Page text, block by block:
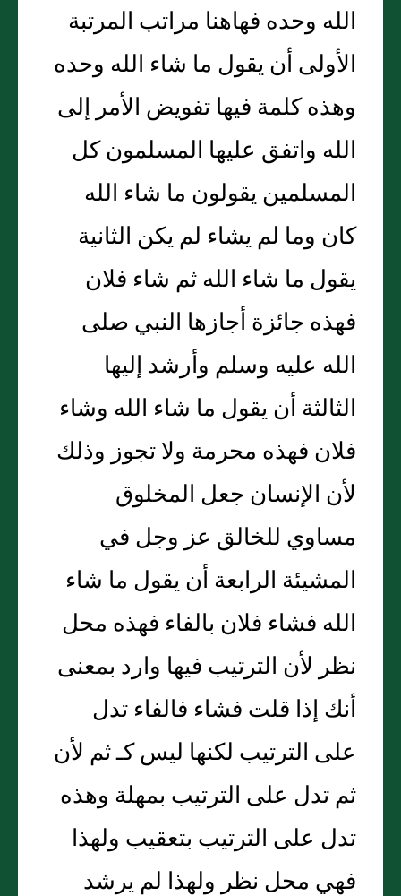
الله وحده فهاهنا مراتب المرتبة
الأولى أن يقول ما شاء الله وحده
وهذه كلمة فيها تفويض الأمر إلى
الله واتفق عليها المسلمون كل
المسلمين يقولون ما شاء الله
كان وما لم يشاء لم يكن الثانية
يقول ما شاء الله ثم شاء فلان
فهذه جائزة أجازها النبي صلى
الله عليه وسلم وأرشد إليها
الثالثة أن يقول ما شاء الله وشاء
فلان فهذه محرمة ولا تجوز وذلك
لأن الإنسان جعل المخلوق
مساوي للخالق عز وجل في
المشيئة الرابعة أن يقول ما شاء
الله فشاء فلان بالفاء فهذه محل
نظر لأن الترتيب فيها وارد بمعنى
أنك إذا قلت فشاء فالفاء تدل
على الترتيب لكنها ليس كـ ثم لأن
ثم تدل على الترتيب بمهلة وهذه
تدل على الترتيب بتعقيب ولهذا
فهي محل نظر ولهذا لم يرشد